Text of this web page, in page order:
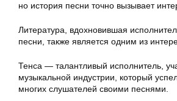
но история песни точно вызывает
Литература, вдохновившая
песни, также является одним из
Тенca — талантливый исполнитель,
музыкальной индустрии, который
многих слушателей своими песнями.